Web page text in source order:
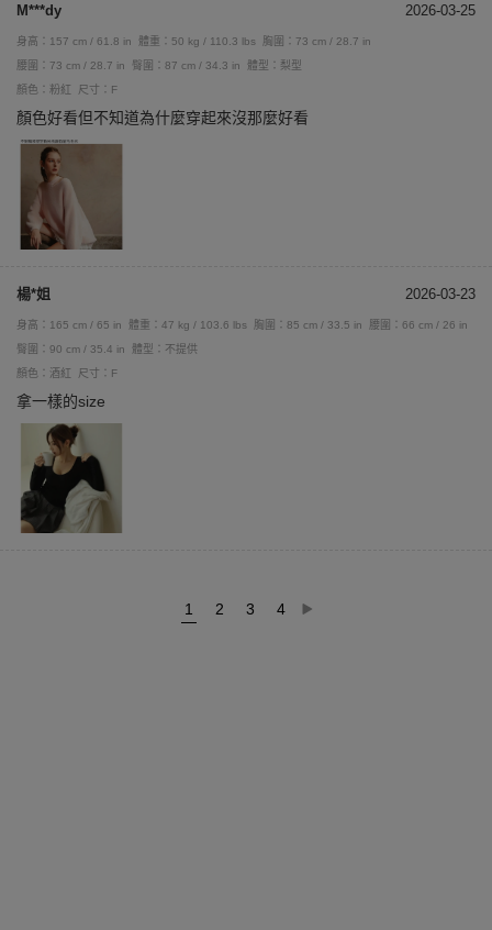
M***dy 2026-03-25
身高：157 cm / 61.8 in 體重：50 kg / 110.3 lbs
胸圍：73 cm / 28.7 in
腰圍：73 cm / 28.7 in
臀圍：87 cm / 34.3 in
體型：梨型
顏色：粉紅
尺寸：F
顏色好看但不知道為什麼穿起來沒那麼好看
楊*姐 2026-03-23
身高：165 cm / 65 in 體重：47 kg / 103.6 lbs 胸圍：85 cm / 33.5 in
腰圍：66 cm / 26 in
臀圍：90 cm / 35.4 in
體型：不提供
顏色：酒紅
尺寸：F
拿一樣的size
1 2 3 4